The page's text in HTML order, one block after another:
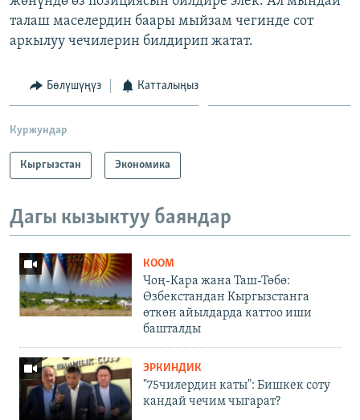
талаш маселердин баары мыйзам чегинде сот
аркылуу чечилерин билдирип жатат.
Бөлүшүңүз Катталыңыз
Куржундар
Кыргызстан Экономика
Дагы кызыктуу баяндар
КООМ
Чоң-Кара жана Таш-Төбө:
Өзбекстандан Кыргызстанга
өткөн айылдарда каттоо иши
башталды
ЭРКИНДИК
"75чилердин каты": Бишкек соту
кандай чечим чыгарат?